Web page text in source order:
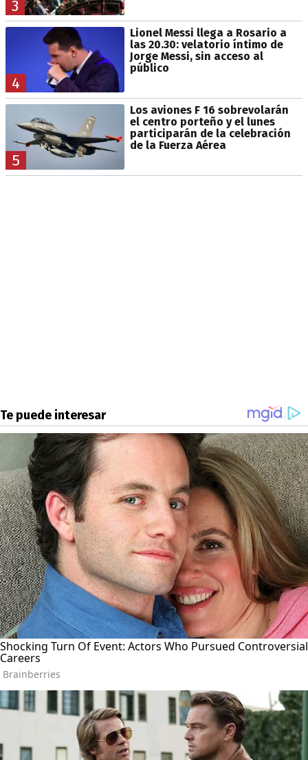
3
4
Lionel Messi llega a Rosario a
las 20.30: velatorio íntimo de
Jorge Messi, sin acceso al
público
5
Los aviones F 16 sobrevolarán
el centro porteño y el lunes
participarán de la celebración
de la Fuerza Aérea